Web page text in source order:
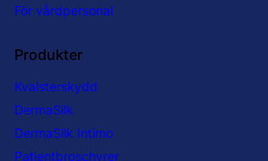
För vårdpersonal
Produkter
Kvalsterskydd
DermaSilk
DermaSilk Intimo
Patientbroschyrer